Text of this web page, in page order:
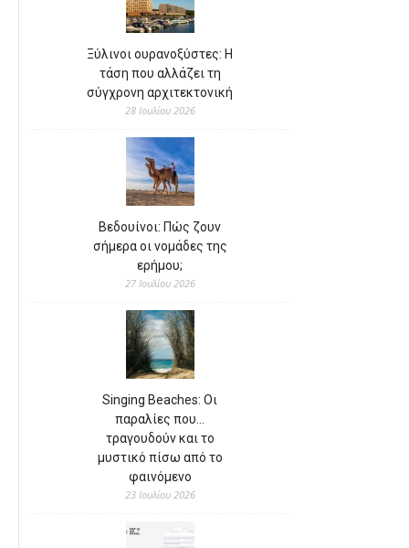
Ξύλινοι ουρανοξύστες: Η
τάση που αλλάζει τη
σύγχρονη αρχιτεκτονική
28 Ιουλίου 2026
Βεδουίνοι: Πώς ζουν
σήμερα οι νομάδες της
ερήμου;
27 Ιουλίου 2026
Singing Beaches: Οι
παραλίες που…
τραγουδούν και το
μυστικό πίσω από το
φαινόμενο
23 Ιουλίου 2026